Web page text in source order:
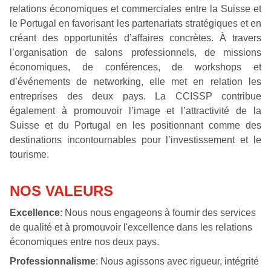
relations économiques et commerciales entre la Suisse et
le Portugal en favorisant les partenariats stratégiques et en
créant des opportunités d’affaires concrètes. À travers
l’organisation de salons professionnels, de missions
économiques, de conférences, de workshops et
d’événements de networking, elle met en relation les
entreprises des deux pays. La CCISSP contribue
également à promouvoir l’image et l’attractivité de la
Suisse et du Portugal en les positionnant comme des
destinations incontournables pour l’investissement et le
tourisme.
NOS VALEURS
Excellence: Nous nous engageons à fournir des services
de qualité et à promouvoir l'excellence dans les relations
économiques entre nos deux pays.
Professionnalisme: Nous agissons avec rigueur, intégrité